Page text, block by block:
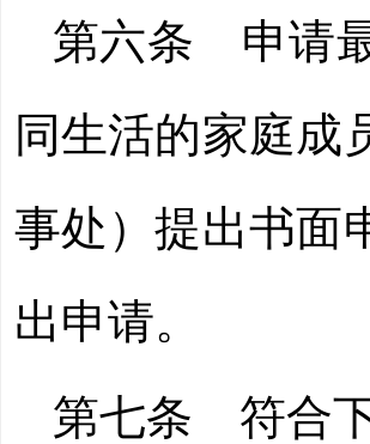
第六条 申请
同生活的家庭成
事处）提出书面
出申请。
第七条 符合